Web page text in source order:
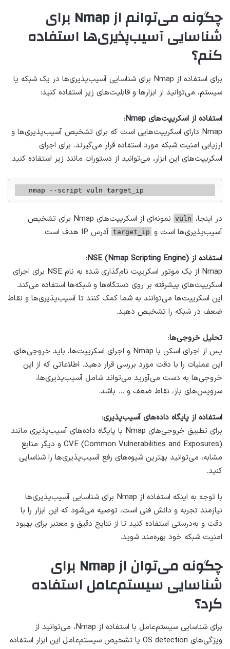
چگونه می‌توانم از Nmap برای
شناسایی آسیب‌پذیری‌ها استفاده
کنم؟
برای استفاده از Nmap برای شناسایی آسیب‌پذیری‌ها در یک شبکه یا
سیستم، می‌توانید از ابزارها و قابلیت‌های زیر استفاده کنید:
استفاده از اسکریپت‌های Nmap
:
Nmap دارای اسکریپت‌هایی است که برای تشخیص آسیب‌پذیری‌ها و
ارزیابی امنیت شبکه مورد استفاده قرار می‌گیرند. برای اجرای
اسکریپت‌های این ابزار، می‌توانید از دستورات مانند زیر استفاده کنید:
   nmap --script vuln target_ip
در اینجا، vuln
نمونه‌ای از اسکریپت‌های Nmap برای تشخیص
آسیب‌پذیری‌ها است و target_ip آدرس IP هدف است.
استفاده از NSE (Nmap Scripting Engine)
:
Nmap از یک موتور اسکریپت نام‌گذاری شده به نام NSE برای اجرای
اسکریپت‌های پیشرفته بر روی دستگاه‌ها و شبکه‌ها استفاده می‌کند.
این اسکریپت‌ها می‌توانند به شما کمک کنند تا آسیب‌پذیری‌ها و نقاط
ضعف در شبکه را تشخیص دهید.
تحلیل خروجی‌ها:
پس از اجرای اسکن با Nmap و اجرای اسکریپت‌ها، باید خروجی‌های
این عملیات را با دقت مورد بررسی قرار دهید. اطلاعاتی که از این
خروجی‌ها به دست می‌آورید می‌تواند شامل آسیب‌پذیری‌ها،
سرویس‌های باز، نقاط ضعف و … باشد.
استفاده از پایگاه داده‌های آسیب‌پذیری:
برای تطبیق خروجی‌های Nmap با پایگاه داده‌های آسیب‌پذیری مانند
CVE (Common Vulnerabilities and Exposures) و دیگر منابع
مشابه، می‌توانید بهترین شیوه‌های رفع آسیب‌پذیری‌ها را شناسایی
کنید.
با توجه به اینکه استفاده از Nmap برای شناسایی آسیب‌پذیری‌ها
نیازمند تجربه و دانش فنی است، توصیه می‌شود که این ابزار را با
دقت و به‌درستی استفاده کنید تا از نتایج دقیق و معتبر برای بهبود
امنیت شبکه خود بهره‌مند شوید.
چگونه می‌توان از Nmap برای
شناسایی سیستم‌عامل استفاده
کرد؟
برای شناسایی سیستم‌عامل با استفاده از Nmap، می‌توانید از
ویژگی‌های OS detection یا تشخیص سیستم‌عامل این ابزار استفاده